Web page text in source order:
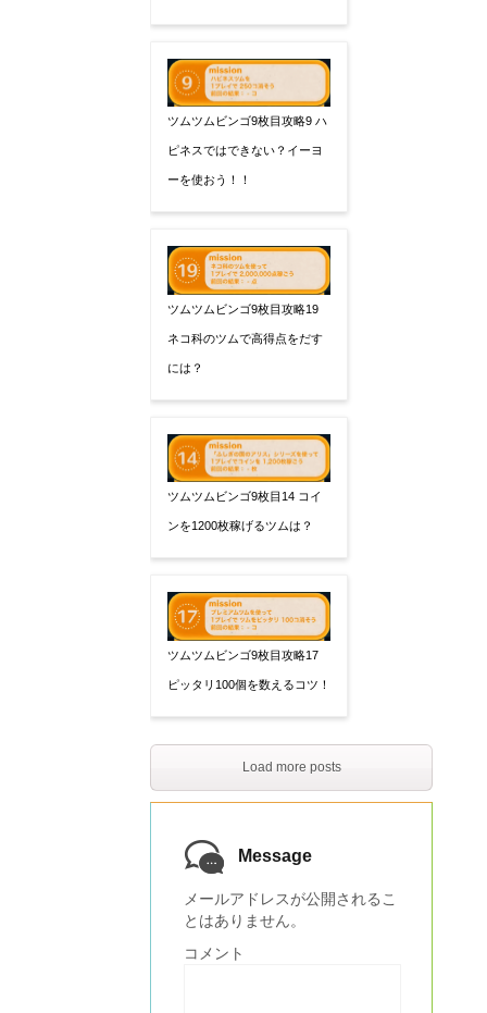
ツムツムビンゴ9枚目攻略9 ハ
ピネスではできない？イーヨ
ーを使おう！！
ツムツムビンゴ9枚目攻略19
ネコ科のツムで高得点をだす
には？
ツムツムビンゴ9枚目14 コイ
ンを1200枚稼げるツムは？
ツムツムビンゴ9枚目攻略17
ピッタリ100個を数えるコツ！
Load more posts
Message
メールアドレスが公開されるこ
とはありません。
コメント